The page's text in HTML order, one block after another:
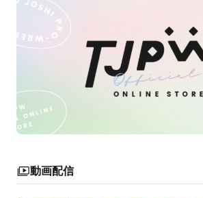
動画配信